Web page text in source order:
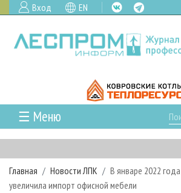
Вход EN
☰ Меню
ГЛАВНАЯ
РУБРИКИ И ТЕМЫ
РУБРИКИ ЖУРНАЛА
НОВОСТИ
Главная Новости ЛПК
В январе 2022
увеличила импорт офисной мебели